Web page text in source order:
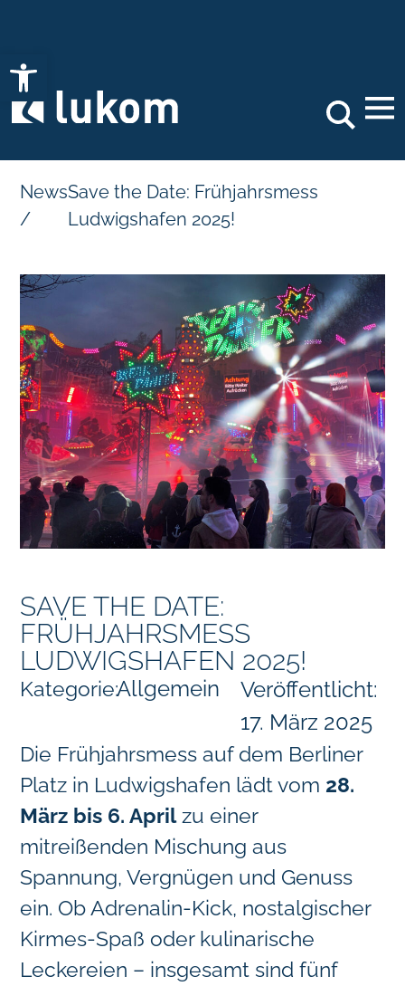
Open toolbar
Search
News
/
Save the Date: Frühjahrsmess
Ludwigshafen 2025!
SAVE THE DATE:
FRÜHJAHRSMESS
LUDWIGSHAFEN 2025!
Kategorie:Allgemein
Veröffentlicht:
17. März 2025
Die Frühjahrsmess auf dem Berliner
Platz in Ludwigshafen lädt vom 28.
März bis 6. Aprilzu einer
mitreißenden Mischung aus
Spannung, Vergnügen und Genuss
ein. Ob Adrenalin-Kick, nostalgischer
Kirmes-Spaß oder kulinarische
Leckereien – insgesamt sind fünf